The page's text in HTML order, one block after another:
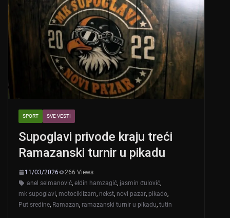
SPORT SVE VESTI
Supoglavi privode kraju treći
Ramazanski turnir u pikadu
11/03/2026
266 Views
anel selmanović, eldin hamzagić, jasmin đulović,
mk supoglavi, motociklizam, nekst, novi pazar, pikado,
Put sredine, Ramazan, ramazanski turnir u pikadu, tutin